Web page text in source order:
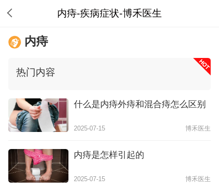
内痔-疾病症状-博禾医生
内痔
热门内容
什么是内痔外痔和混合痔怎么区别
2025-07-15 博禾医生
内痔是怎样引起的
2025-07-15 博禾医生